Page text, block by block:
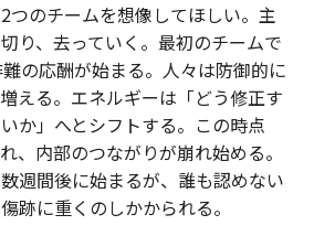
つのチームを想像してほしい。主
り、去っていく。最初のチームで
の応酬が始まる。人々は防御的に
える。エネルギーは「どう修正す
か」へとシフトする。この時点
、内部のつながりが崩れ始める。
週間後に始まるが、誰も認めない
跡に重くのしかかられる。